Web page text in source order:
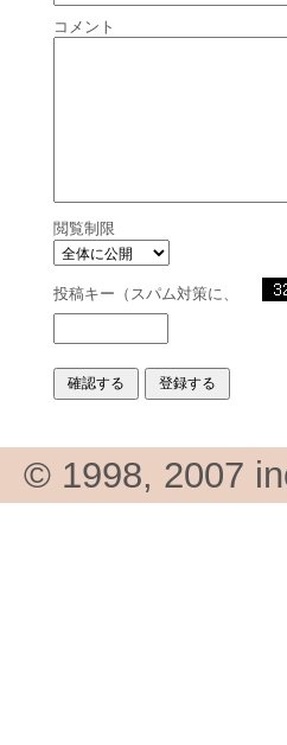
コメント
閲覧制限
投稿キー（スパム対策に、
© 1998, 2007